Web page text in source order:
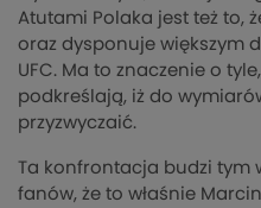
Atutami Polaka jest też to,
oraz dysponuje większym
UFC. Ma to znaczenie o
podkreślają, iż do
przyzwyczaić.
Ta konfrontacja budzi tym
fanów, że to właśnie